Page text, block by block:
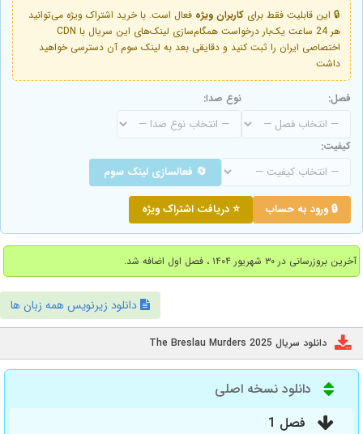
🔒 این قابلیت فقط برای کاربران ویژه فعال است. با خرید اشتراک ویژه می‌توانید
هر 24 ساعت یک‌بار درخواست همگام‌سازی لینک‌های این سریال با CDN
اختصاصی ایران را ثبت کنید و دقایقی بعد به لینک سوم آن دسترسی خواهید
داشت
فصل: نوع صدا:
کیفیت:
🔄 فعالسازی لینک سوم
🔒 ورود به حساب ⭐ دریافت اشتراک ویژه
آخرین بروزرسانی در ۳۰ شهریور ۱۴۰۴ ، فصل اول اضافه شد.
دانلود زیرنویس همه زبان ها
دانلود سریال The Breslau Murders 2025
دانلود نسخه اصلی
فصل 1